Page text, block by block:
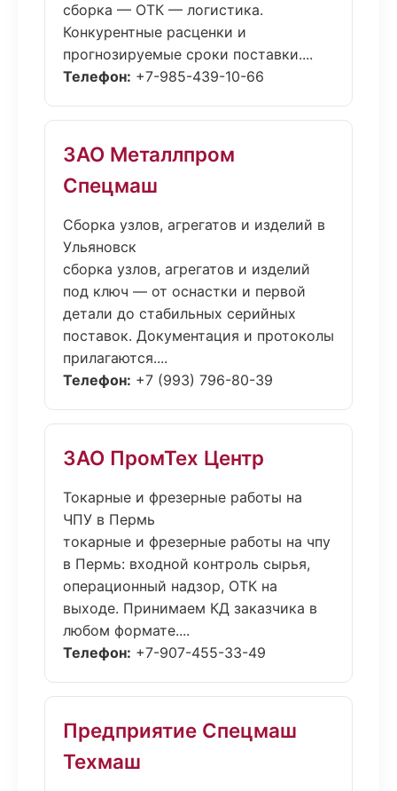
сборка — ОТК — логистика.
Конкурентные расценки и
прогнозируемые сроки поставки....
Телефон: +7-985-439-10-66
ЗАО Металлпром
Спецмаш
Сборка узлов, агрегатов и изделий в
Ульяновск
сборка узлов, агрегатов и изделий
под ключ — от оснастки и первой
детали до стабильных серийных
поставок. Документация и протоколы
прилагаются....
Телефон: +7 (993) 796-80-39
ЗАО ПромТех Центр
Токарные и фрезерные работы на
ЧПУ в Пермь
токарные и фрезерные работы на чпу
в Пермь: входной контроль сырья,
операционный надзор, ОТК на
выходе. Принимаем КД заказчика в
любом формате....
Телефон: +7-907-455-33-49
Предприятие Спецмаш
Техмаш